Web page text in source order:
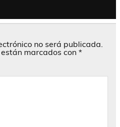
no será publicada.
marcados con *